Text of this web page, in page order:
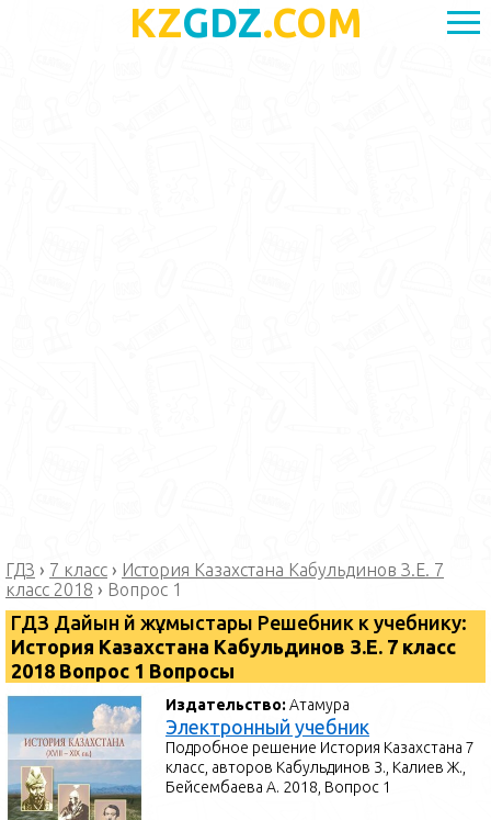
KZGDZ.COM
ГДЗ › 7 класс › История Казахстана Кабульдинов З.Е. 7
класс 2018 › Вопрос 1
ГДЗ Дайын үй жұмыстары Решебник к учебнику:
История Казахстана Кабульдинов З.Е. 7 класс
2018 Вопрос 1 Вопросы
Издательство:Атамура
Электронный учебник
Подробное решение История Казахстана 7
класс, авторов Кабульдинов З., Калиев Ж.,
Бейсембаева А. 2018, Вопрос 1